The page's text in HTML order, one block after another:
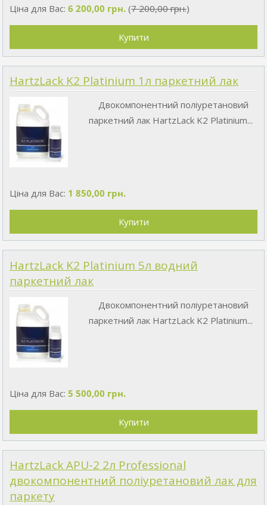
Ціна для Вас: 6 200,00 грн.(7 200,00 грн.)
HartzLack K2 Platinium 1л паркетний лак
Двокомпонентний поліуретановий
паркетний лак HartzLack K2 Platinium...
Ціна для Вас: 1 850,00 грн.
HartzLack K2 Platinium 5л водний
паркетний лак
Двокомпонентний поліуретановий
паркетний лак HartzLack K2 Platinium...
Ціна для Вас: 5 500,00 грн.
HartzLack APU-2 2л Professional
двокомпонентний поліуретановий лак для
паркету